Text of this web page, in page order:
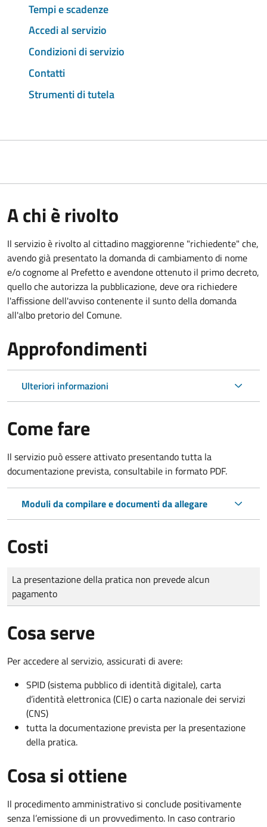
Tempi e scadenze
Accedi al servizio
Condizioni di servizio
Contatti
Strumenti di tutela
A chi è rivolto
Il servizio è rivolto al cittadino maggiorenne "richiedente" che,
avendo già presentato la domanda di cambiamento di nome
e/o cognome al Prefetto e avendone ottenuto il primo decreto,
quello che autorizza la pubblicazione, deve ora richiedere
l'affissione dell'avviso contenente il sunto della domanda
all'albo pretorio del Comune.
Approfondimenti
Ulteriori informazioni
Come fare
Il servizio può essere attivato presentando tutta la
documentazione prevista, consultabile in formato PDF.
Moduli da compilare e documenti da allegare
Costi
Tipo di pagamento
Importo
La presentazione della pratica non prevede alcun
pagamento
Cosa serve
Per accedere al servizio, assicurati di avere:
SPID (sistema pubblico di identità digitale), carta
d’identità elettronica (CIE) o carta nazionale dei servizi
(CNS)
tutta la documentazione prevista per la presentazione
della pratica.
Cosa si ottiene
Il procedimento amministrativo si conclude positivamente
senza l’emissione di un provvedimento. In caso contrario